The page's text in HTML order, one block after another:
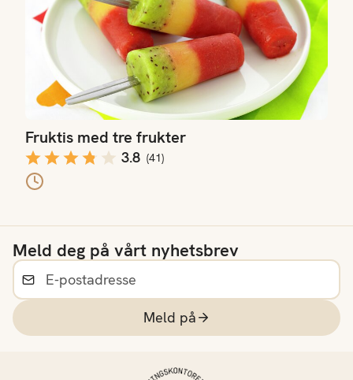
Fruktis med tre frukter
3.8 (41)
Meld deg på vårt nyhetsbrev
Meld på